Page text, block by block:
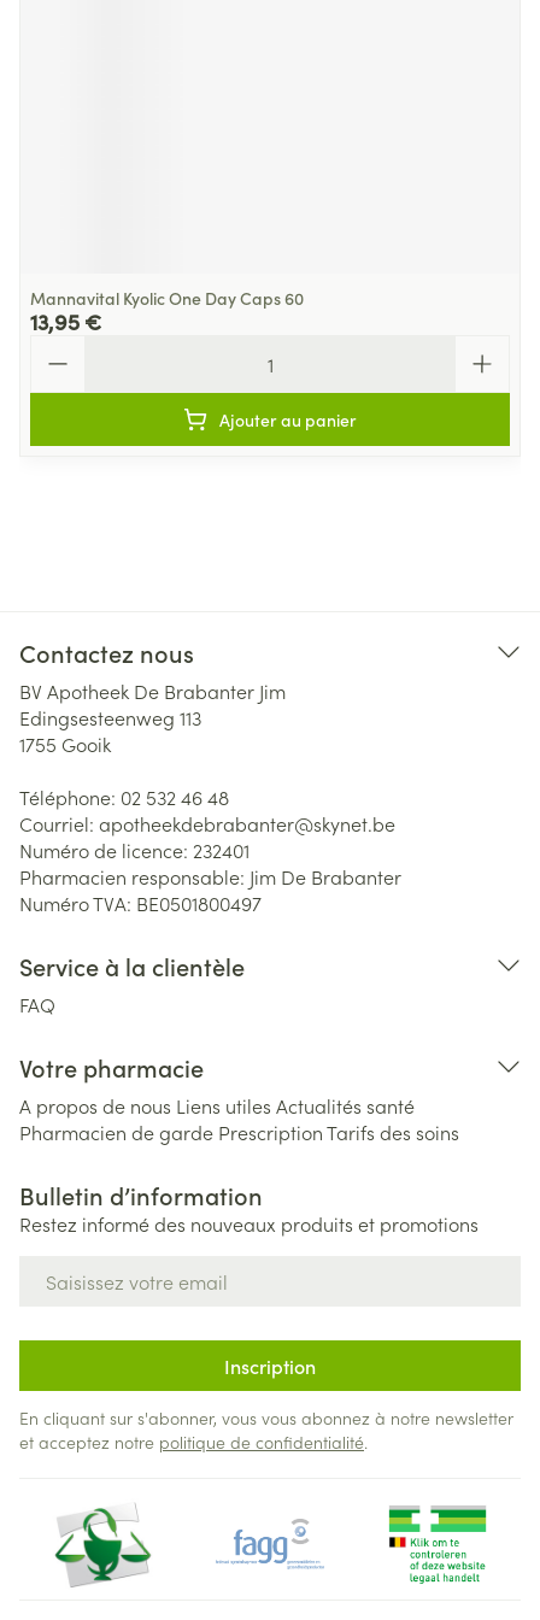
Mannavital Kyolic One Day Caps 60
13,95 €
Ajouter au panier
Contactez nous
BV Apotheek De Brabanter Jim
Edingsesteenweg 113
1755 Gooik
Téléphone: 02 532 46 48
Courriel: apotheekdebrabanter@skynet.be
Numéro de licence: 232401
Pharmacien responsable: Jim De Brabanter
Numéro TVA: BE0501800497
Service à la clientèle
FAQ
Votre pharmacie
A propos de nous Liens utiles Actualités santé
Pharmacien de garde PrescriptionTarifs des soins
Bulletin d’information
Restez informé des nouveaux produits et promotions
Inscription
En cliquant sur s'abonner, vous vous abonnez à notre newsletter
et acceptez notre politique de confidentialité.